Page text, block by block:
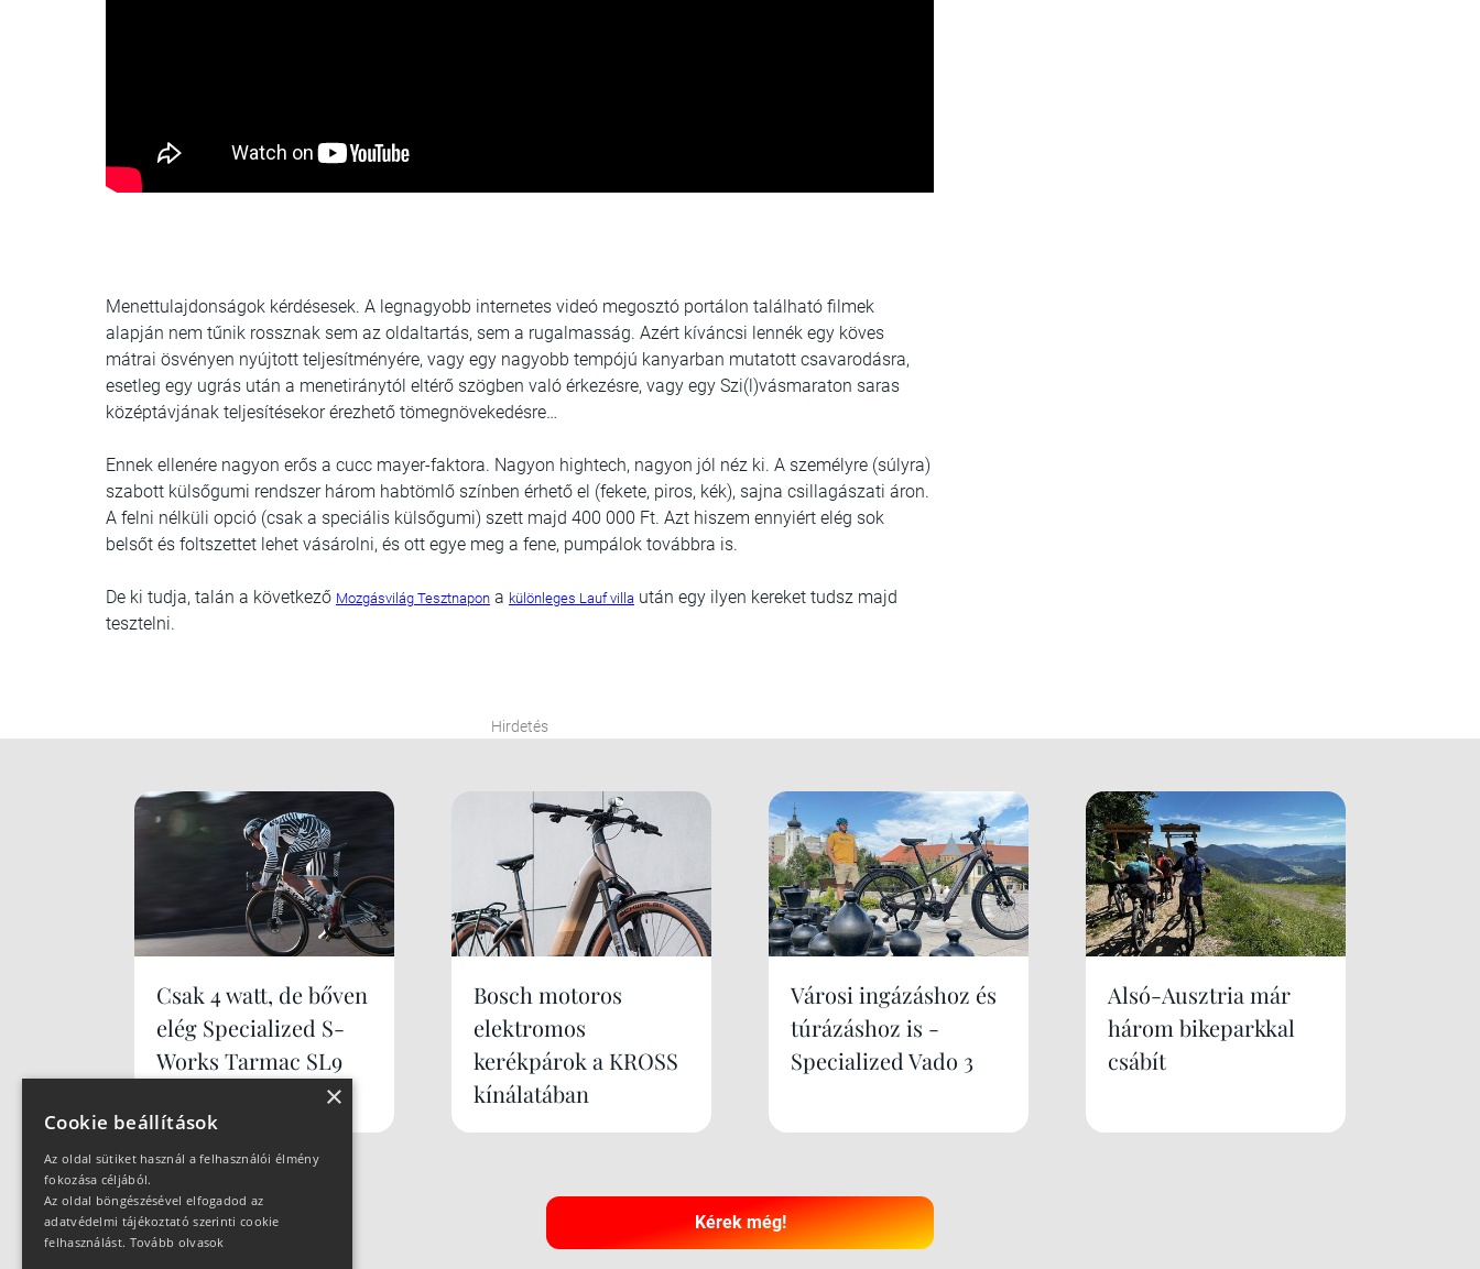
Menettulajdonságok kérdésesek. A legnagyobb internetes videó megosztó portálon található filmek
alapján nem tűnik rossznak sem az oldaltartás, sem a rugalmasság. Azért kíváncsi lennék egy köves
mátrai ösvényen nyújtott teljesítményére, vagy egy nagyobb tempójú kanyarban mutatott csavarodásra,
esetleg egy ugrás után a menetiránytól eltérő szögben való érkezésre, vagy egy Szi(l)vásmaraton saras
középtávjának teljesítésekor érezhető tömegnövekedésre…
Ennek ellenére nagyon erős a cucc mayer-faktora. Nagyon hightech, nagyon jól néz ki. A személyre (súlyra)
szabott külsőgumi rendszer három habtömlő színben érhető el (fekete, piros, kék), sajna csillagászati áron.
A felni nélküli opció (csak a speciális külsőgumi) szett majd 400 000 Ft. Azt hiszem ennyiért elég sok
belsőt és foltszettet lehet vásárolni, és ott egye meg a fene, pumpálok továbbra is.
De ki tudja, talán a következő Mozgásvilág Tesztnapon a különleges Lauf villa után egy ilyen kereket tudsz majd
tesztelni.
Hirdetés
Csak 4 watt, de bőven
elég Specialized S-
Works Tarmac SL9
Bosch motoros
elektromos
kerékpárok a KROSS
kínálatában
Városi ingázáshoz és
túrázáshoz is -
Specialized Vado 3
Alsó-Ausztria már
három bikeparkkal
csábít
Kérek még!
×
Cookie beállítások
Az oldal sütiket használ a felhasználói élmény
fokozása céljából.
Az oldal böngészésével elfogadod az
adatvédelmi tájékoztató szerinti cookie
felhasználást. Tovább olvasok